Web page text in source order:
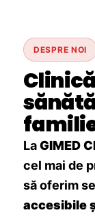
DESPRE NOI
LaGIMED
cel mai de
să oferim
accesibile